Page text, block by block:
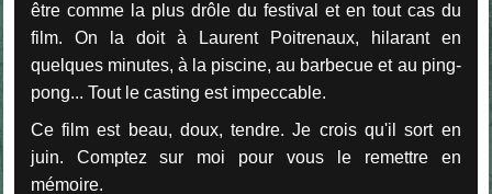
être comme la plus drôle du festival et en tout cas du
film. On la doit à Laurent Poitrenaux, hilarant en
quelques minutes, à la piscine, au barbecue et au ping-
pong... Tout le casting est impeccable.
Ce film est beau, doux, tendre. Je crois qu'il sort en
juin. Comptez sur moi pour vous le remettre en
mémoire.